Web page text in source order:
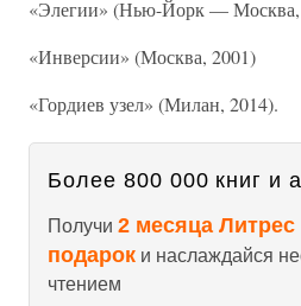
«Элегии» (Нью-Йорк — Москва,
«Инверсии» (Москва, 2001)
«Гордиев узел» (Милан, 2014).
Более 800 000 книг и
Получи 2 месяца
подарок и наслаждайся
чтением